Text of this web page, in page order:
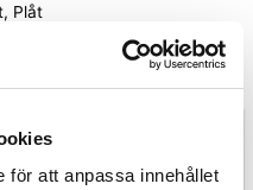
för att anpassa innehållet
Plåt
Arbetsmiljöskyltar